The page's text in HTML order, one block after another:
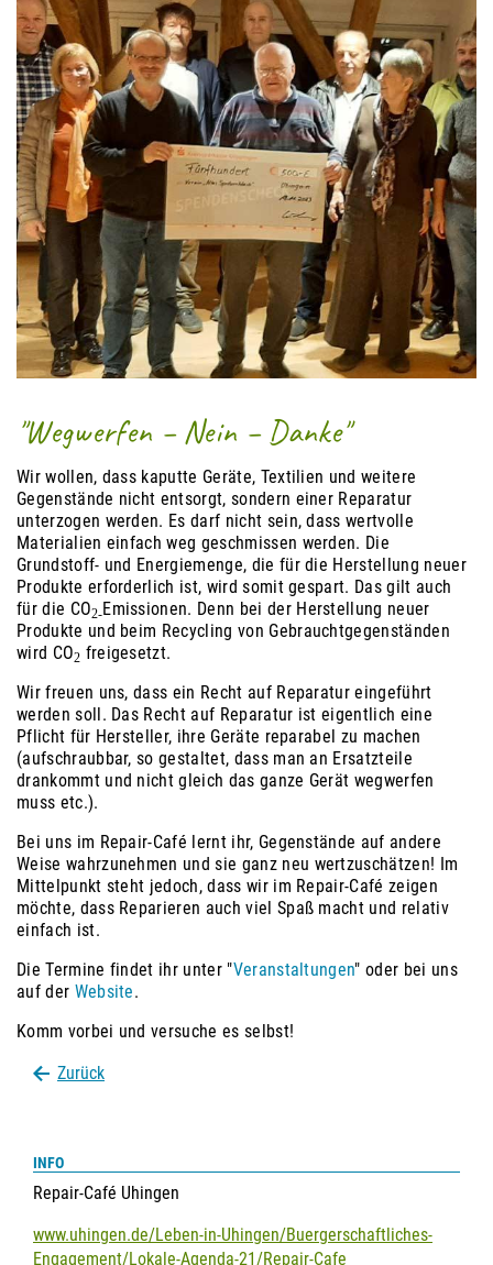
"Wegwerfen – Nein – Danke"
Wir wollen, dass kaputte Geräte, Textilien und weitere
Gegenstände nicht entsorgt, sondern einer Reparatur
unterzogen werden. Es darf nicht sein, dass wertvolle
Materialien einfach weg geschmissen werden. Die
Grundstoff- und Energiemenge, die für die Herstellung neuer
Produkte erforderlich ist, wird somit gespart. Das gilt auch
für die CO2-Emissionen. Denn bei der Herstellung neuer
Produkte und beim Recycling von Gebrauchtgegenständen
wird CO2 freigesetzt.
Wir freuen uns, dass ein Recht auf Reparatur eingeführt
werden soll. Das Recht auf Reparatur ist eigentlich eine
Pflicht für Hersteller, ihre Geräte reparabel zu machen
(aufschraubbar, so gestaltet, dass man an Ersatzteile
drankommt und nicht gleich das ganze Gerät wegwerfen
muss etc.).
Bei uns im Repair-Café lernt ihr, Gegenstände auf andere
Weise wahrzunehmen und sie ganz neu wertzuschätzen! Im
Mittelpunkt steht jedoch, dass wir im Repair-Café zeigen
möchte, dass Reparieren auch viel Spaß macht und relativ
einfach ist.
Die Termine findet ihr unter "Veranstaltungen" oder bei uns
auf der Website.
Komm vorbei und versuche es selbst!
Zurück
INFO
Repair-Café Uhingen
www.uhingen.de/Leben-in-Uhingen/Buergerschaftliches-
Engagement/Lokale-Agenda-21/Repair-Cafe